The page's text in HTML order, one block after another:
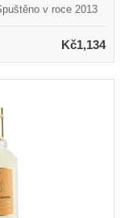
v roce 2013
Kč1,134